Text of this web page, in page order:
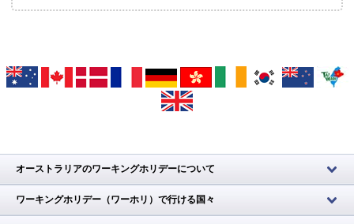
オーストラリアのワーキングホリデーについて
ワーキングホリデー（ワーホリ）で行ける国々